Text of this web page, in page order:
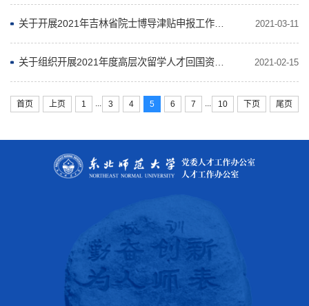
2021-03-11
2021-02-15
首页 上页 1 ... 3 4 5 6 7 ... 10 下页 尾页